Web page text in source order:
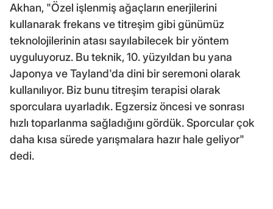
Akhan, "Özel işlenmiş ağaçların enerjilerini
kullanarak frekans ve titreşim gibi günümüz
teknolojilerinin atası sayılabilecek bir yöntem
uyguluyoruz. Bu teknik, 10. yüzyıldan bu yana
Japonya ve Tayland'da dini bir seremoni olarak
kullanılıyor. Biz bunu titreşim terapisi olarak
sporculara uyarladık. Egzersiz öncesi ve sonrası
hızlı toparlanma sağladığını gördük. Sporcular çok
daha kısa sürede yarışmalara hazır hale geliyor"
dedi.